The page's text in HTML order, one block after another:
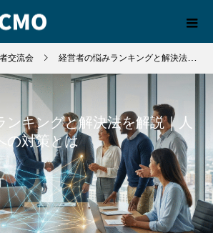
交流会 経営者の悩みランキングと解決法を解説｜人やお金の問題への対策とは
ンキングと解決法を解説｜人
の対策とは